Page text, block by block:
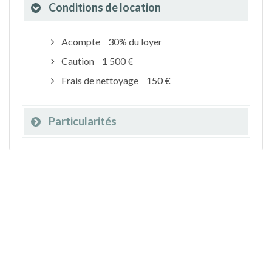
Conditions de location
Acompte
30% du loyer
Caution
1 500 €
Frais de nettoyage
150 €
Particularités